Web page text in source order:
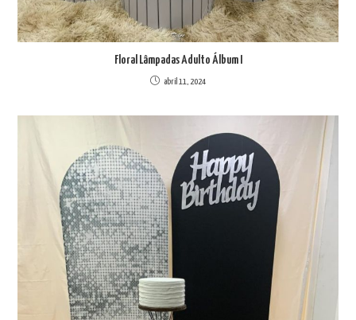
Floral Lâmpadas Adulto Álbum I
abril 11, 2024